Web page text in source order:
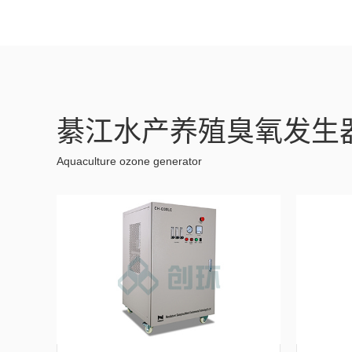
綦江水产养殖臭氧发生
Aquaculture ozone generator